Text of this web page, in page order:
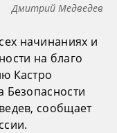
Дмитрий Медведев
начинаниях и
на благо
Кастро
Безопасности
сообщает